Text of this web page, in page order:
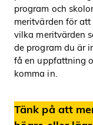
program och
meritvärden för
vilka meritvärden
de program du är
få en uppfattning
komma in.
Tänk på att